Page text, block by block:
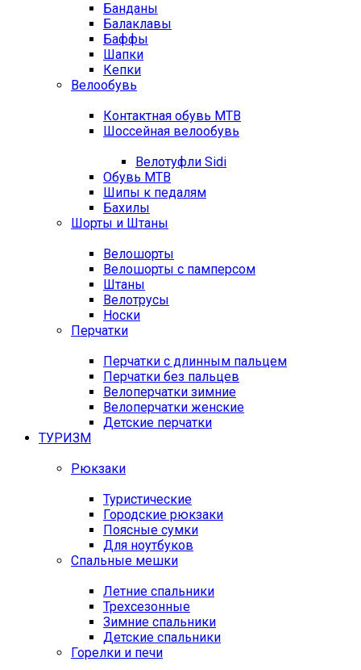
Банданы
Балаклавы
Баффы
Шапки
Кепки
Велообувь
Контактная обувь MTB
Шоссейная велообувь
Велотуфли Sidi
Обувь MTB
Шипы к педалям
Бахилы
Шорты и Штаны
Велошорты
Велошорты с памперсом
Штаны
Велотрусы
Носки
Перчатки
Перчатки с длинным пальцем
Перчатки без пальцев
Велоперчатки зимние
Велоперчатки женские
Детские перчатки
ТУРИЗМ
Рюкзаки
Туристические
Городские рюкзаки
Поясные сумки
Для ноутбуков
Спальные мешки
Летние спальники
Трехсезонные
Зимние спальники
Детские спальники
Горелки и печи